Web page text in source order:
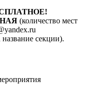
(количество мест
секции).